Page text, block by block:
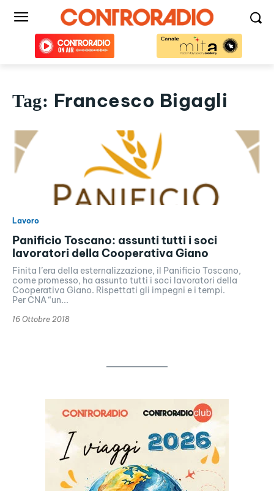
Tag: Francesco Bigagli
Lavoro
Panificio Toscano: assunti tutti i soci
lavoratori della Cooperativa Giano
Finita l’era della esternalizzazione, il Panificio Toscano,
come promesso, ha assunto tutti i soci lavoratori della
Cooperativa Giano. Rispettati gli impegni e i tempi.
Per CNA “un...
16 Ottobre 2018